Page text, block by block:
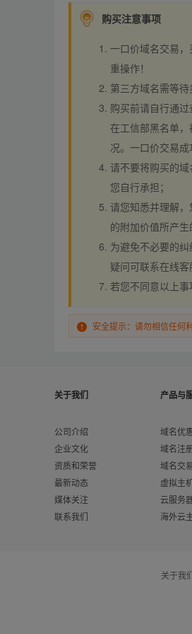
购买注意事项
一口价域名交易
重操作！
第三方域名需等
购买前请自行通
在工信部黑名单
况。一口价交易成
请不要将购买的
您自行承担；
请您知悉并理解
的附加价值所产生
为避免不必要的
疑问可联系在线客
若您不同意以上
安全提示：请勿相信任何
关于我们
公司介绍
企业文化
资质和荣誉
最新动态
媒体关注
联系我们
产品与
域名优
域名注
域名交
虚拟主
云服务
海外云
关于我